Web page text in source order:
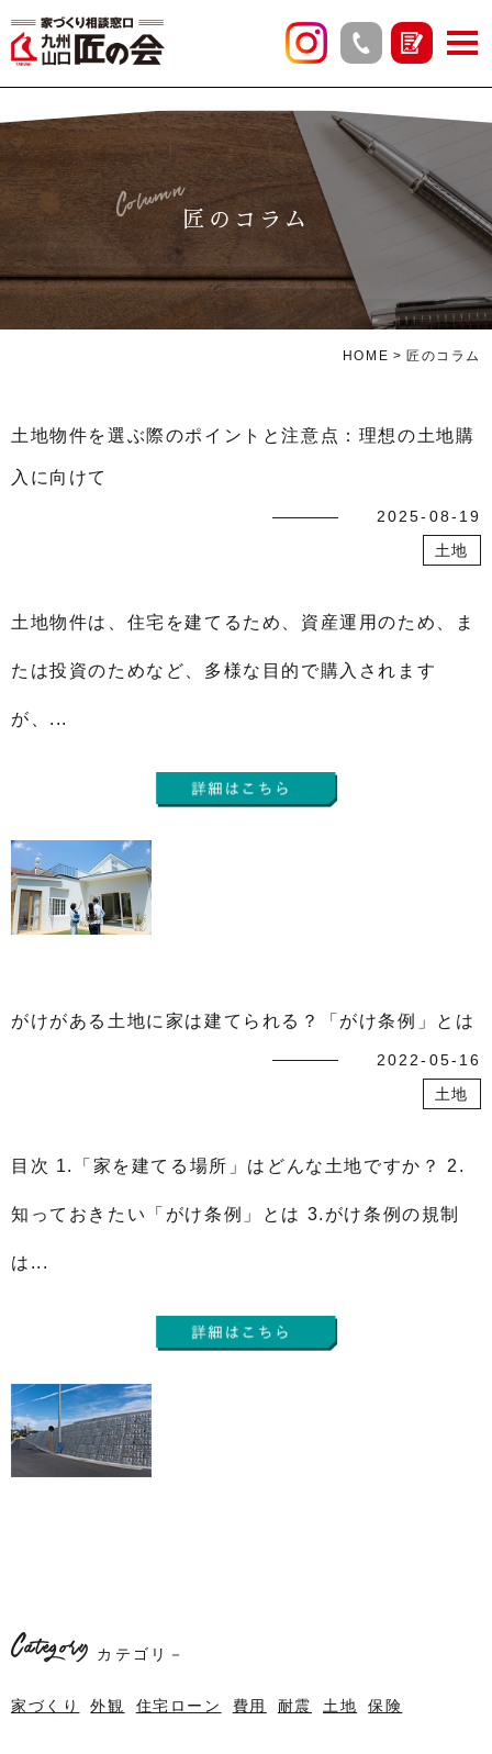
匠のコラム
Column
HOME 匠のコラム
土地物件を選ぶ際のポイントと注意点：理想の土地購
入に向けて
2025-08-19
土地
土地物件は、住宅を建てるため、資産運用のため、ま
たは投資のためなど、多様な目的で購入されます
が、...
がけがある土地に家は建てられる？「がけ条例」とは
2022-05-16
土地
目次 1.「家を建てる場所」はどんな土地ですか？ 2.
知っておきたい「がけ条例」とは 3.がけ条例の規制
は...
Category カテゴリ－
家づくり 外観 住宅ローン 費用 耐震 土地 保険